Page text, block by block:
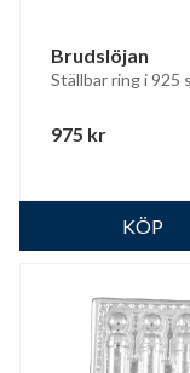
Brudslöjan
Ställbar ring i 925
975 kr